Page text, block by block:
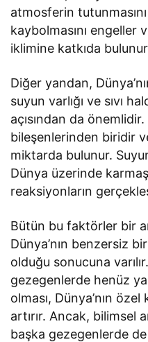
atmosferin
kaybolmasını engeller
iklimine katkıda
Diğer yandan,
suyun varlığı ve sıvı
açısından da
bileşenlerinden biridir
miktarda bulunur.
Dünya üzerinde
reaksiyonların
Bütün bu faktörler bir
Dünya’nın benzersiz
olduğu sonucuna
gezegenlerde henüz
olması, Dünya’nın
artırır. Ancak, bilimsel
başka gezegenlerde